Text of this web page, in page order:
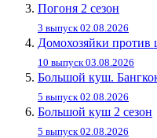
Погоня 2 сезон
3 выпуск 02.08.2026
Домохозяйки против
10 выпуск 03.08.2026
Большой куш.
5 выпуск 02.08.2026
Большой куш 2 сезон
5 выпуск 02.08.2026